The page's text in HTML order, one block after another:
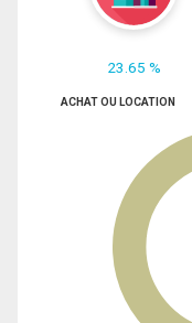
23.65 %
ACHAT OU LOCATION